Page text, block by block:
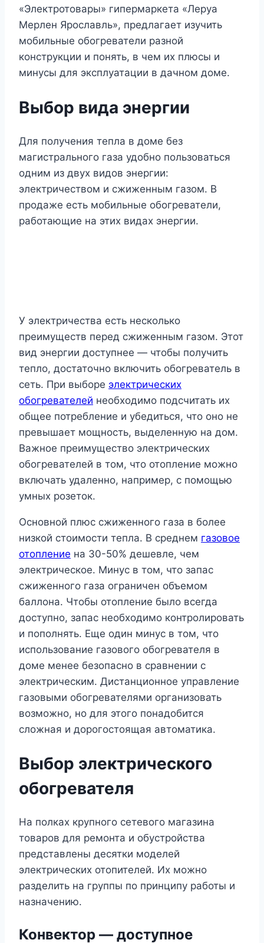
«Электротовары» гипермаркета «Леруа
Мерлен Ярославль», предлагает изучить
мобильные обогреватели разной
конструкции и понять, в чем их плюсы и
минусы для эксплуатации в дачном доме.
Выбор вида энергии
Для получения тепла в доме без
магистрального газа удобно пользоваться
одним из двух видов энергии:
электричеством и сжиженным газом. В
продаже есть мобильные обогреватели,
работающие на этих видах энергии.
У электричества есть несколько
преимуществ перед сжиженным газом. Этот
вид энергии доступнее — чтобы получить
тепло, достаточно включить обогреватель в
сеть. При выборе электрических
обогревателей необходимо подсчитать их
общее потребление и убедиться, что оно не
превышает мощность, выделенную на дом.
Важное преимущество электрических
обогревателей в том, что отопление можно
включать удаленно, например, с помощью
умных розеток.
Основной плюс сжиженного газа в более
низкой стоимости тепла. В среднем газовое
отопление на 30-50% дешевле, чем
электрическое. Минус в том, что запас
сжиженного газа ограничен объемом
баллона. Чтобы отопление было всегда
доступно, запас необходимо контролировать
и пополнять. Еще один минус в том, что
использование газового обогревателя в
доме менее безопасно в сравнении с
электрическим. Дистанционное управление
газовыми обогревателями организовать
возможно, но для этого понадобится
сложная и дорогостоящая автоматика.
Выбор электрического
обогревателя
На полках крупного сетевого магазина
товаров для ремонта и обустройства
представлены десятки моделей
электрических отопителей. Их можно
разделить на группы по принципу работы и
назначению.
Конвектор — доступное